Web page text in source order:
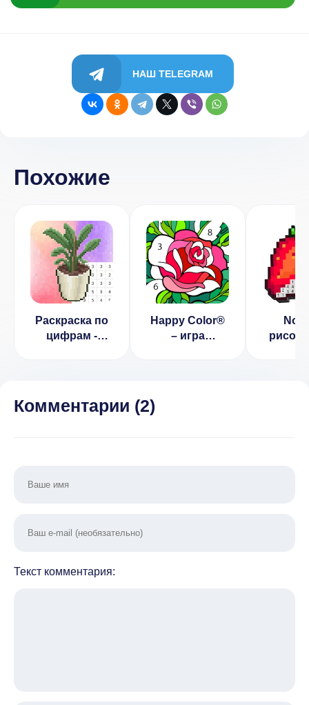
НАШ TELEGRAM
Похожие
Раскраска по
цифрам -
Happy Color®
– игра
Комментарии (2)
Текст комментария: